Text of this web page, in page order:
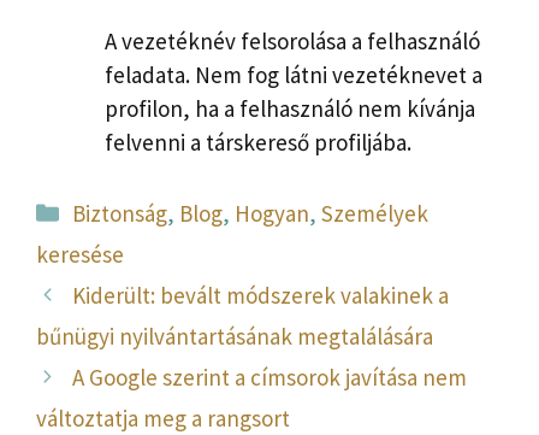
A vezetéknév felsorolása a felhasználó
feladata. Nem fog látni vezetéknevet a
profilon, ha a felhasználó nem kívánja
felvenni a társkereső profiljába.
Kategória
Biztonság, Blog, Hogyan,Személyek
keresése
Kiderült: bevált módszerek valakinek a
bűnügyi nyilvántartásának megtalálására
A Google szerint a címsorok javítása nem
változtatja meg a rangsort